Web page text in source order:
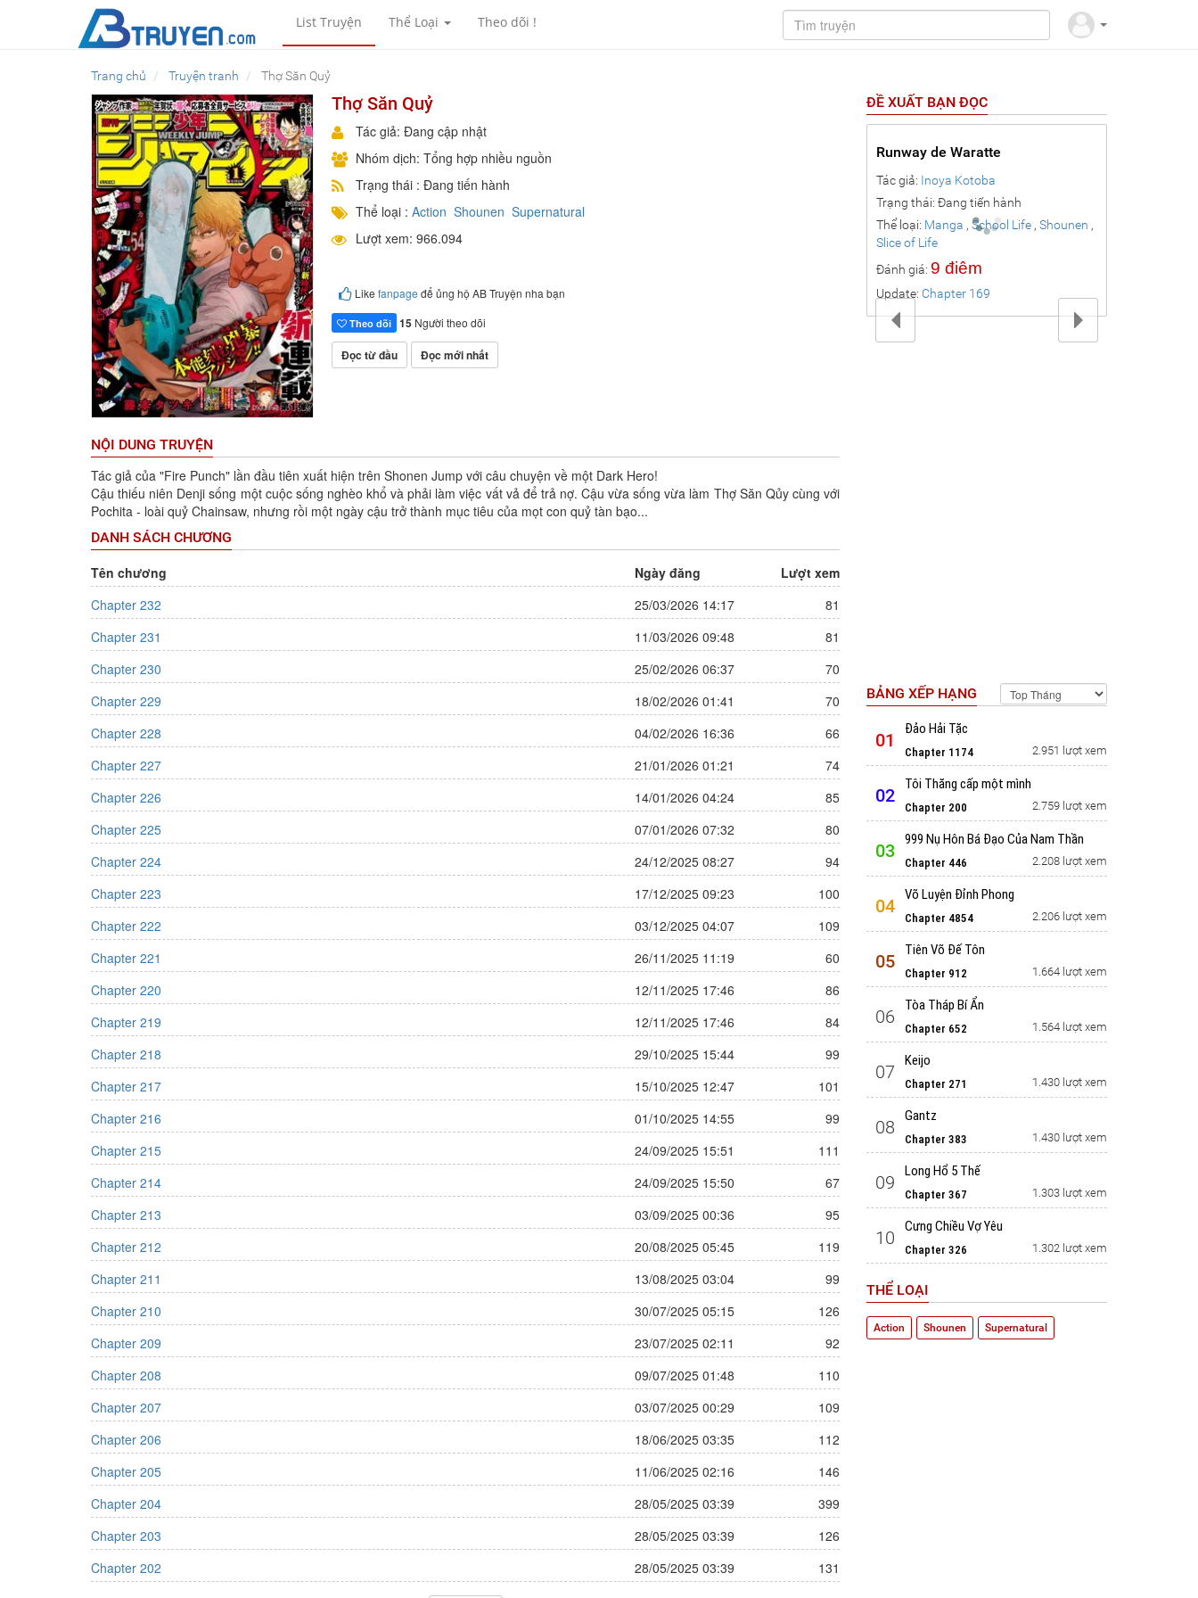
List Truyện Thể Loại Theo dõi !
Trang chủ Truyện tranh Thợ Săn Quỷ
Thợ Săn Quỷ
Tác giả: Đang cập nhật
Nhóm dịch: Tổng hợp nhiều nguồn
Trạng thái : Đang tiến hành
Thể loại : Action Shounen Supernatural
Lượt xem: 966.094
Like fanpage để ủng hộ AB Truyện nha bạn
Theo dõi 15 Người theo dõi
Đọc từ đầu Đọc mới nhất
NỘI DUNG TRUYỆN
Tác giả của "Fire Punch" lần đầu tiên xuất hiện trên Shonen Jump với câu chuyện về một Dark Hero!
Cậu thiếu niên Denji sống một cuộc sống nghèo khổ và phải làm việc vất vả để trả nợ. Cậu vừa sống vừa làm Thợ Săn Qủy cùng với
Pochita - loài quỷ Chainsaw, nhưng rồi một ngày cậu trở thành mục tiêu của mọt con quỷ tàn bạo...
DANH SÁCH CHƯƠNG
Tên chương Ngày đăng
Lượt xem
Chapter 232
25/03/2026 14:17
81
Chapter 231
11/03/2026 09:48
81
Chapter 230
25/02/2026 06:37
70
Chapter 229
18/02/2026 01:41
70
Chapter 228
04/02/2026 16:36
66
Chapter 227
21/01/2026 01:21
74
Chapter 226
14/01/2026 04:24
85
Chapter 225
07/01/2026 07:32
80
Chapter 224
24/12/2025 08:27
94
Chapter 223
17/12/2025 09:23
100
Chapter 222
03/12/2025 04:07
109
Chapter 221
26/11/2025 11:19
60
Chapter 220
12/11/2025 17:46
86
Chapter 219
12/11/2025 17:46
84
Chapter 218
29/10/2025 15:44
99
Chapter 217
15/10/2025 12:47
101
Chapter 216
01/10/2025 14:55
99
Chapter 215
24/09/2025 15:51
111
Chapter 214
24/09/2025 15:50
67
Chapter 213
03/09/2025 00:36
95
Chapter 212
20/08/2025 05:45
119
Chapter 211
13/08/2025 03:04
99
Chapter 210
30/07/2025 05:15
126
Chapter 209
23/07/2025 02:11
92
Chapter 208
09/07/2025 01:48
110
Chapter 207
03/07/2025 00:29
109
Chapter 206
18/06/2025 03:35
112
Chapter 205
11/06/2025 02:16
146
Chapter 204
28/05/2025 03:39
399
Chapter 203
28/05/2025 03:39
126
Chapter 202
28/05/2025 03:39 131
ĐỀ XUẤT BẠN ĐỌC
Thịnh Thế Điềm Sủng: Cô Vợ nhỏ
Đáng yêu của Dịch Thiếu
Tác giả:Hữu Lộc Văn Hóa- Melody
Trạng thái: Đang tiến hành
Đánh giá:9 điêm
Tác giả: Đang cập nhật
Trạng thái: Đang tiến hành
Đánh giá:9 điêm
Update:Chapter 98
BẢNG XẾP HẠNG
01
Đảo Hải Tặc
Chapter 1174 2.951 lượt xem
02
Tôi Thăng cấp một mình
Chapter 200 2.759 lượt xem
03
999 Nụ Hôn Bá Đạo Của Nam Thần
Chapter 446 2.208 lượt xem
04
Võ Luyện Đỉnh Phong
Chapter 4854 2.206 lượt xem
05
Tiên Võ Đế Tôn
Chapter 912 1.664 lượt xem
06
Tòa Tháp Bí Ẩn
Chapter 652 1.564 lượt xem
07
Keijo
Chapter 271 1.430 lượt xem
08
Gantz
Chapter 383 1.430 lượt xem
09
Long Hổ 5 Thế
Chapter 367 1.303 lượt xem
10
Cưng Chiều Vợ Yêu
Chapter 326 1.302 lượt xem
THỂ LOẠI
Action Shounen Supernatural